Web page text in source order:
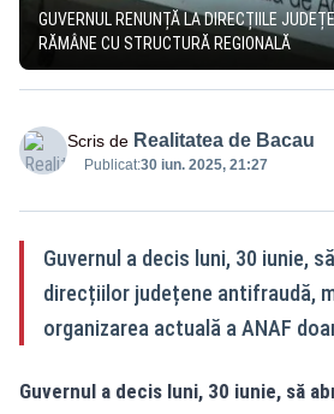
GUVERNUL RENUNȚĂ LA DIRECȚIILE
RĂMÂNE CU STRUCTURĂ REGIONALĂ
Scris de Realitatea de Bacau
Publicat:30 iun. 2025, 21:27
Guvernul a decis luni, 30 iunie,
direcțiilor județene antifraudă,
organizarea actuală a ANAF
Guvernul a decis luni, 30 iunie, să